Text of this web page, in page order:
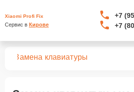
Xiaomi Profi Fix
Сервис в Кирове
+7
+7
Замена клавиатуры